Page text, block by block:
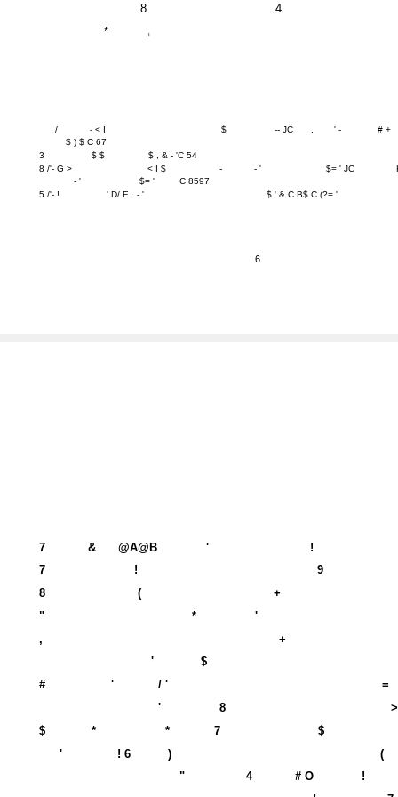
8
4
*
I
/ - < I $ -- JC , ' -
# +
$ ) $ C 67
3
$ $
$ , & - 'C 54
8 /'- G >
< I $ - - ' $= ' JC
- '
$= '
C 8597
5 /'- !
' D/ E . - ' $ ' & C B$ C (?= '
6
7 & @A@B '
!
7
!
9
8
(
+
"
*
'
,
+
'
$
#
' / '
=
'
8
>
$
* * 7
$
'
! 6 )
(
"
4 # O
!